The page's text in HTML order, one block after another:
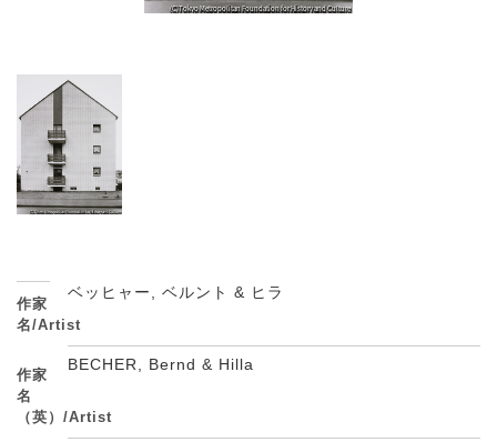
作家
名/Artist
ベッヒャー, ベルント & ヒラ
作家
名
（英）/Artist
BECHER, Bernd & Hilla